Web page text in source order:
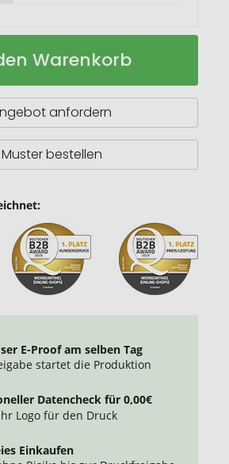
Warenkorb
anfordern
Muster bestellen
E-Proof am selben Tag
startet die Produktion
Datencheck für 0,00€
Logo für den Druck
Einkaufen